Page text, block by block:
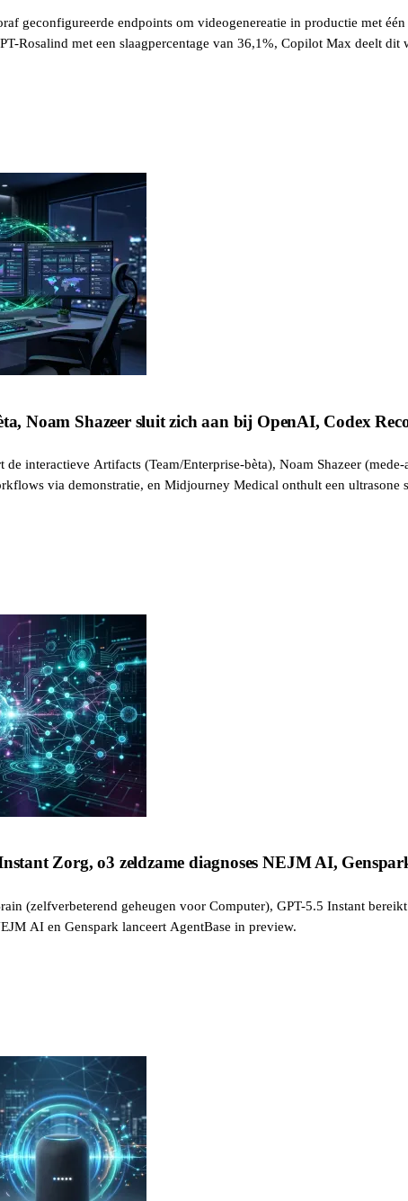
geconfigureerde endpoints om videogenereatie in productie met
Rosalind met een slaagpercentage van 36,1%, Copilot Max deelt dit
Noam Shazeer sluit zich aan bij OpenAI, Codex
de interactieve Artifacts (Team/Enterprise-bèta), Noam Shazeer
via demonstratie, en Midjourney Medical onthult een ultrasone
Zorg, o3 zeldzame diagnoses NEJM AI,
(zelfverbeterend geheugen voor Computer), GPT-5.5 Instant
AI en Genspark lanceert AgentBase in preview.